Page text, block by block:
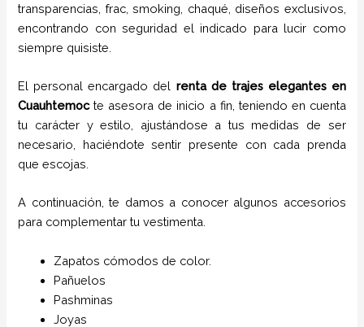
transparencias, frac, smoking, chaqué, diseños exclusivos,
encontrando con seguridad el indicado para lucir como
siempre quisiste.
El personal encargado del renta de trajes elegantes en
Cuauhtemocte asesora de inicio a fin, teniendo en cuenta
tu carácter y estilo, ajustándose a tus medidas de ser
necesario, haciéndote sentir presente con cada prenda
que escojas.
A continuación, te damos a conocer algunos accesorios
para complementar tu vestimenta.
Zapatos cómodos de color.
Pañuelos
Pashminas
Joyas